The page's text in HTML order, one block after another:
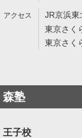
JR京浜東
東京さく
東京さく
森塾
王子校